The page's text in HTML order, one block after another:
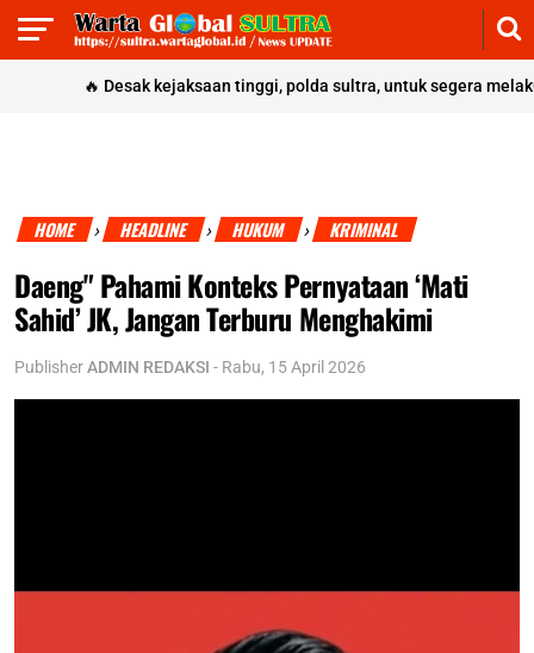
Desak kejaksaan tinggi, polda sultra, untuk segera melakukan
HOME › HEADLINE › HUKUM › KRIMINAL
Daeng" Pahami Konteks Pernyataan ‘Mati
Sahid’ JK, Jangan Terburu Menghakimi
PublisherADMIN REDAKSI - Rabu, 15 April 2026